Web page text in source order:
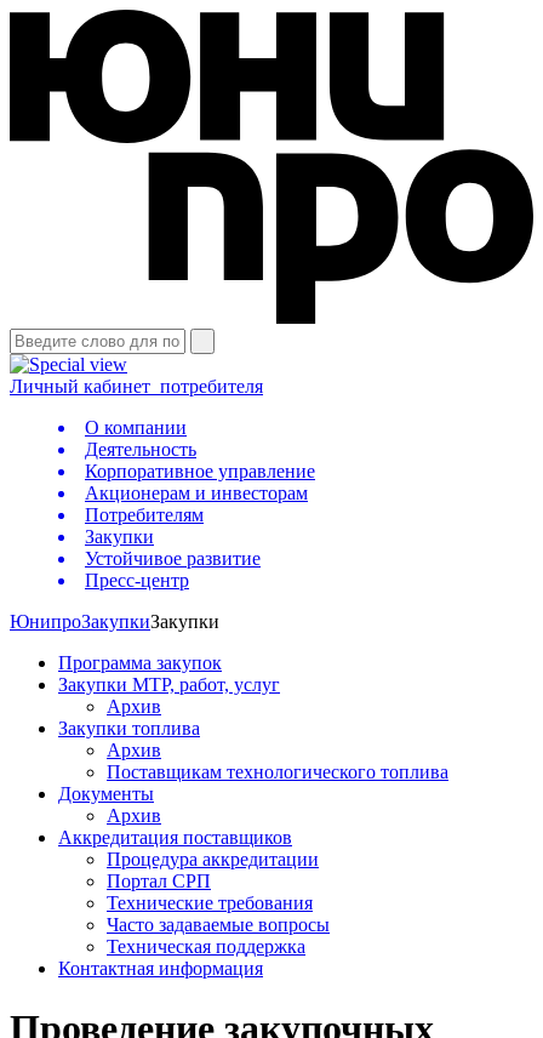
Личный кабинет потребителя
О компании
Деятельность
Корпоративное управление
Акционерам и инвесторам
Потребителям
Закупки
Устойчивое развитие
Пресс-центр
ЮнипроЗакупкиЗакупки
Программа закупок
Закупки МТР, работ, услуг
Архив
Закупки топлива
Архив
Поставщикам технологического топлива
Документы
Архив
Аккредитация поставщиков
Процедура аккредитации
Портал СРП
Технические требования
Часто задаваемые вопросы
Техническая поддержка
Контактная информация
Проведение закупочных